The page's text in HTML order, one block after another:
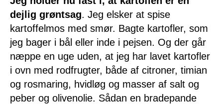
dejlig grøntsag. Jeg elsker at spise
kartoffelmos med smør. Bagte kartofler, som
jeg bager i bål eller inde i pejsen. Og der går
næppe en uge uden, at jeg har lavet kartofler
i ovn med rodfrugter, både af citroner, timian
og rosmaring, hvidløg og masser af salt og
peber og olivenolie. Sådan en bradepande